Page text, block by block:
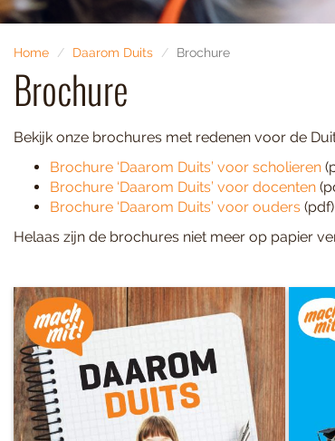
Home Daarom Duits Brochure
Brochure
Bekijk onze brochures met redenen voor de
Brochure ‘Daarom Duits’ voor scholieren
Brochure ‘Daarom Duits’ voor docenten
Brochure ‘Daarom Duits’ voor ouders (pdf)
Helaas zijn de brochures niet meer op papier